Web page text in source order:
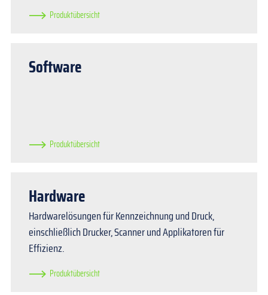
Produktübersicht
Software
Produktübersicht
Hardware
Hardwarelösungen für Kennzeichnung und Druck,
einschließlich Drucker, Scanner und Applikatoren für
Effizienz.
Produktübersicht